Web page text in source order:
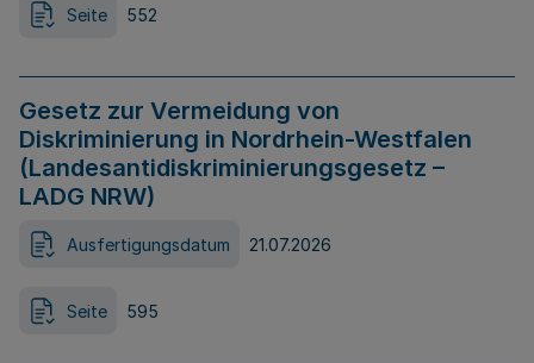
Seite 552
Gesetz zur Vermeidung von
Diskriminierung in Nordrhein-Westfalen
(Landesantidiskriminierungsgesetz –
LADG NRW)
Ausfertigungsdatum 21.07.2026
Seite 595